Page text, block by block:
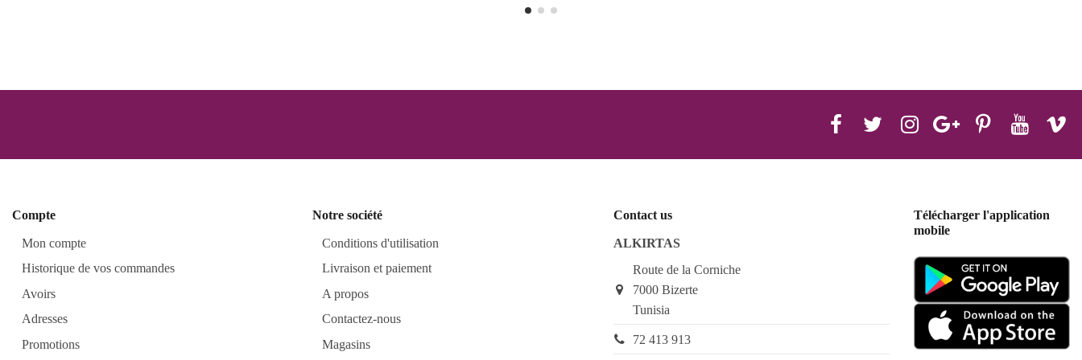
Compte
Mon compte
Historique de vos commandes
Avoirs
Adresses
Promotions
Notre société
Conditions d'utilisation
Livraison et paiement
A propos
Contactez-nous
Magasins
Contact us
ALKIRTAS
Route de la Corniche
7000 Bizerte
Tunisia
72 413 913
Télécharger l'application
mobile